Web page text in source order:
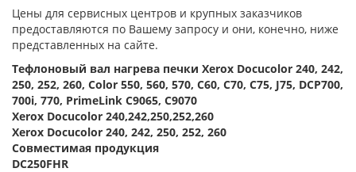
Цены для сервисных центров и крупных заказчиков
предоставляются по Вашему запросу и они, конечно, ниже
представленных на сайте.
Тефлоновый вал нагрева печки Xerox Docucolor 240, 242,
250, 252, 260, Color 550, 560, 570, C60, C70, C75, J75, DCP700,
700i, 770, PrimeLink C9065, C9070
Xerox Docucolor 240,242,250,252,260
Xerox Docucolor 240, 242, 250, 252, 260
Совместимая продукция
DC250FHR